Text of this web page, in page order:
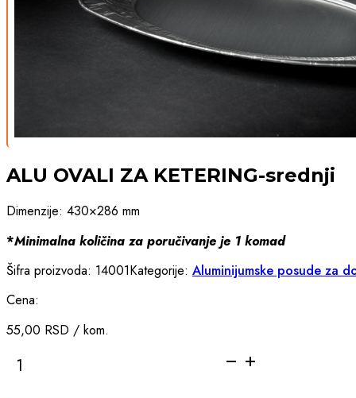
ALU OVALI ZA KETERING-srednji
Dimenzije: 430×286 mm
*Minimalna količina za poručivanje je 1 komad
Šifra proizvoda: 14001Kategorije: Aluminijumske posude za
Cena:
55,00 RSD / kom.
ALU
OVALI